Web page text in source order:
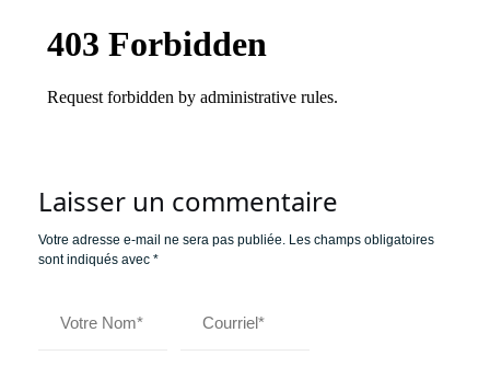
Laisser un commentaire
Votre adresse e-mail ne sera pas publiée. Les champs obligatoires
sont indiqués avec *